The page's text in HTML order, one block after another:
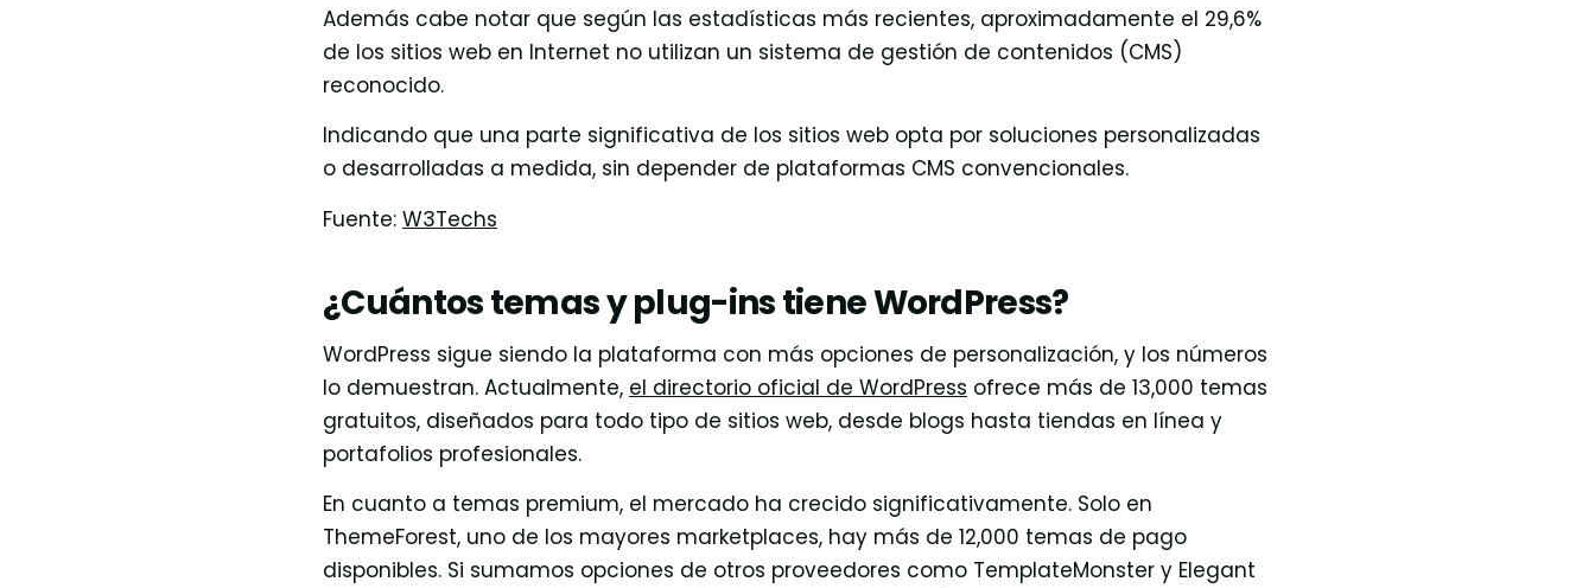
Además cabe notar que según las estadísticas más recientes, aproximadamente el 29,6%
de los sitios web en Internet no utilizan un sistema de gestión de contenidos (CMS)
reconocido.
Indicando que una parte significativa de los sitios web opta por soluciones personalizadas
o desarrolladas a medida, sin depender de plataformas CMS convencionales.
Fuente: W3Techs
¿Cuántos temas y plug-ins tiene WordPress?
WordPress sigue siendo la plataforma con más opciones de personalización, y los números
lo demuestran. Actualmente, el directorio oficial de WordPress ofrece más de 13,000 temas
gratuitos, diseñados para todo tipo de sitios web, desde blogs hasta tiendas en línea y
portafolios profesionales.
En cuanto a temas premium, el mercado ha crecido significativamente. Solo en
ThemeForest, uno de los mayores marketplaces, hay más de 12,000 temas de pago
disponibles. Si sumamos opciones de otros proveedores como TemplateMonster y Elegant